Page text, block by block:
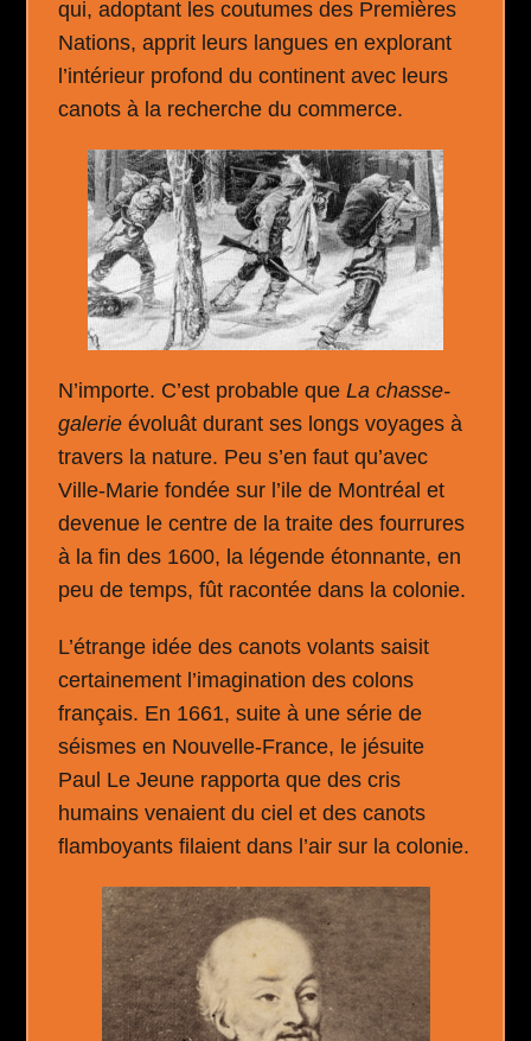
qui, adoptant les coutumes des Premières
Nations, apprit leurs langues en explorant
l’intérieur profond du continent avec leurs
canots à la recherche du commerce.
N’importe. C’est probable queLa chasse-
galerie évoluât durant ses longs voyages à
travers la nature. Peu s’en faut qu’avec
Ville-Marie fondée sur l’ile de Montréal et
devenue le centre de la traite des fourrures
à la fin des 1600, la légende étonnante, en
peu de temps, fût racontée dans la colonie.
L’étrange idée des canots volants saisit
certainement l’imagination des colons
français. En 1661, suite à une série de
séismes en Nouvelle-France, le jésuite
Paul Le Jeune rapporta que des cris
humains venaient du ciel et des canots
flamboyants filaient dans l’air sur la colonie.